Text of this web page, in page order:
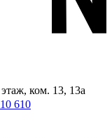
ком. 13, 13а
610